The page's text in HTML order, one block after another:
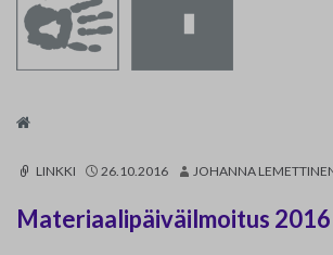
sisältöön
Taidemaalariliitto
Näyttelytoiminta
LINKKI 26.10.2016 JOHANNA
Materiaalipäiväilmoitus 2016